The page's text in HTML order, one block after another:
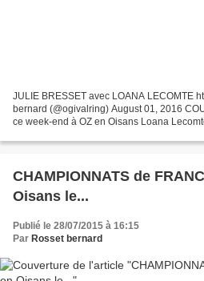
JULIE BRESSET avec LOANA LECOMTE
bernard (@ogivalring) August 01, 2016
ce week-end à OZ en Oisans Loana
CHAMPIONNATS de
Oisans le...
Publié le 28/07/2015 à 16:15
Par Rosset bernard